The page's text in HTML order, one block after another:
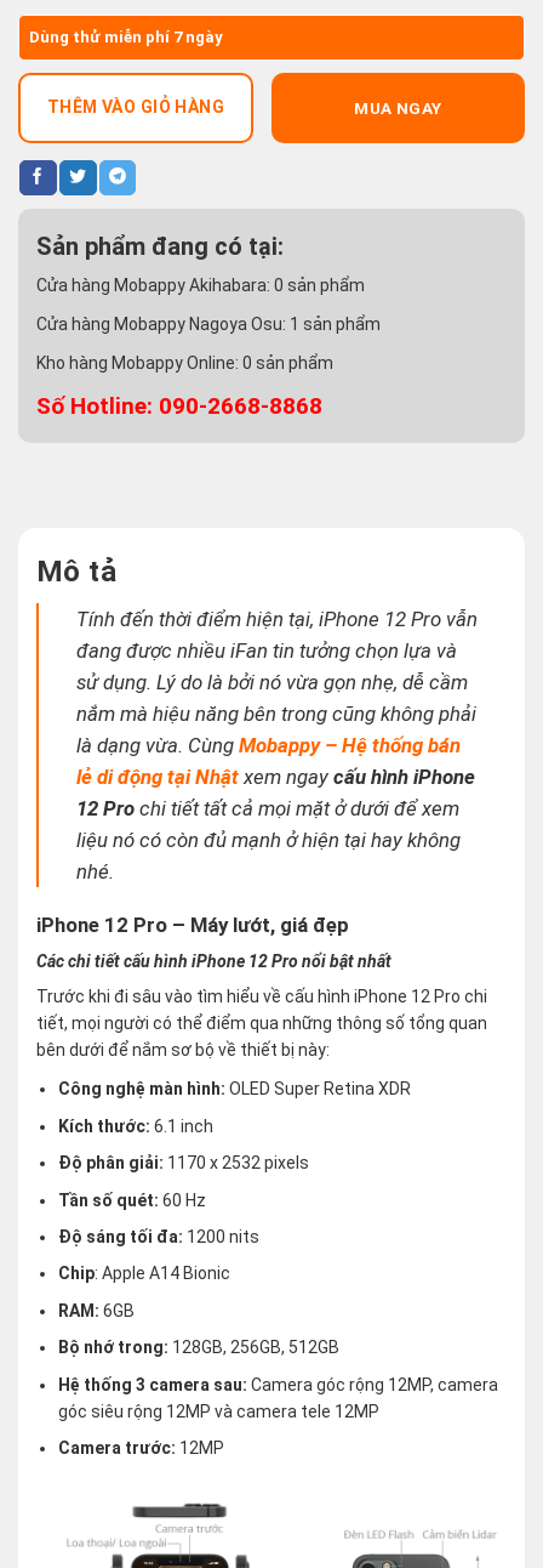
Dùng thử miễn phí 7 ngày
THÊM VÀO GIỎ HÀNG MUA NGAY
Sản phẩm đang có tại:
Cửa hàng Mobappy Akihabara: 0 sản phẩm
Cửa hàng Mobappy Nagoya Osu: 1 sản phẩm
Kho hàng Mobappy Online: 0 sản phẩm
Số Hotline: 090-2668-8868
Mô tả
Tính đến thời điểm hiện tại, iPhone 12 Pro vẫn
đang được nhiều iFan tin tưởng chọn lựa và
sử dụng. Lý do là bởi nó vừa gọn nhẹ, dễ cầm
nắm mà hiệu năng bên trong cũng không phải
là dạng vừa. CùngMobappy – Hệ thống bán
lẻ di động tại Nhậtxem ngaycấu hình iPhone
12 Pro chi tiết tất cả mọi mặt ở dưới để xem
liệu nó có còn đủ mạnh ở hiện tại hay không
nhé.
iPhone 12 Pro – Máy lướt, giá đẹp
Các chi tiết cấu hình iPhone 12 Pro nổi bật nhất
Trước khi đi sâu vào tìm hiểu về cấu hình iPhone 12 Pro chi
tiết, mọi người có thể điểm qua những thông số tổng quan
bên dưới để nắm sơ bộ về thiết bị này:
Công nghệ màn hình: OLED Super Retina XDR
Kích thước: 6.1 inch
Độ phân giải: 1170 x 2532 pixels
Tần số quét: 60 Hz
Độ sáng tối đa: 1200 nits
Chip: Apple A14 Bionic
RAM: 6GB
Bộ nhớ trong: 128GB, 256GB, 512GB
Hệ thống 3 camera sau: Camera góc rộng 12MP, camera
góc siêu rộng 12MP và camera tele 12MP
Camera trước: 12MP